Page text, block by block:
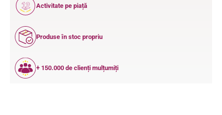
12
ANI
Activitate pe piață
Produse în stoc propriu
+ 150.000 de clienți mulțumiți